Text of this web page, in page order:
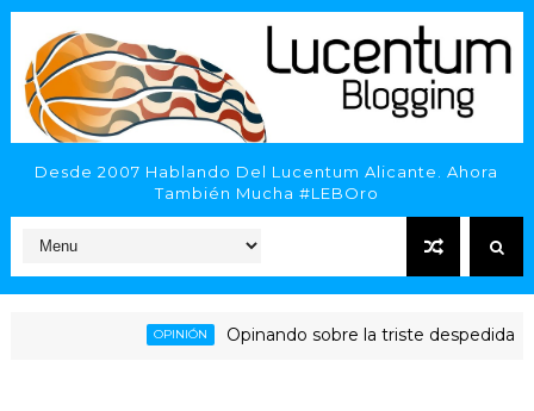
Desde 2007 Hablando Del Lucentum Alicante. Ahora
También Mucha #LEBOro
OPINIÓN Opinando sobre la triste despedida del